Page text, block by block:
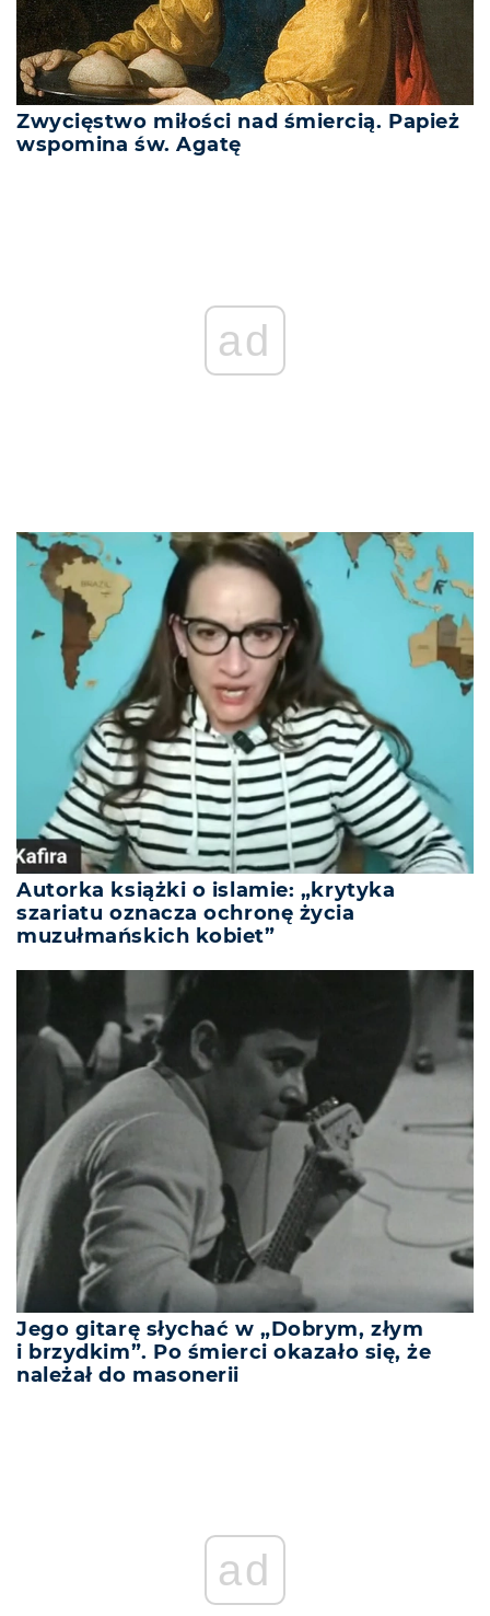
Zwycięstwo miłości nad śmiercią. Papież
wspomina św. Agatę
ad
Autorka książki o islamie: „krytyka
szariatu oznacza ochronę życia
muzułmańskich kobiet”
Jego gitarę słychać w „Dobrym, złym
i brzydkim”. Po śmierci okazało się, że
należał do masonerii
ad